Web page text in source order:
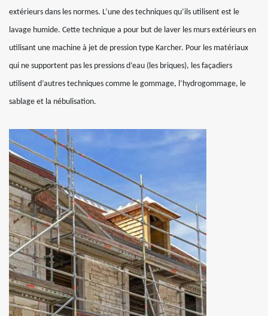
extérieurs dans les normes. L’une des techniques qu’ils utilisent est le
lavage humide. Cette technique a pour but de laver les murs extérieurs en
utilisant une machine à jet de pression type Karcher. Pour les matériaux
qui ne supportent pas les pressions d’eau (les briques), les façadiers
utilisent d’autres techniques comme le gommage, l’hydrogommage, le
sablage et la nébulisation.